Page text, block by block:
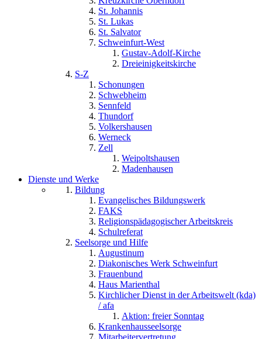
St. Johannis
St. Lukas
St. Salvator
Schweinfurt-West
Gustav-Adolf-Kirche
Dreieinigkeitskirche
S-Z
Schonungen
Schwebheim
Sennfeld
Thundorf
Volkershausen
Werneck
Zell
Weipoltshausen
Madenhausen
Dienste und Werke
Bildung
Evangelisches Bildungswerk
FAKS
Religionspädagogischer Arbeitskreis
Schulreferat
Seelsorge und Hilfe
Augustinum
Diakonisches Werk Schweinfurt
Frauenbund
Haus Marienthal
Kirchlicher Dienst in der Arbeitswelt (kda)
/ afa
Aktion: freier Sonntag
Krankenhausseelsorge